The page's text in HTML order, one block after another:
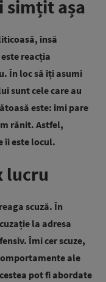
simțit așa
însă
reacția
În loc să îți asumi
sunt cele care au
este: îmi pare
rănit. Astfel,
îi este locul.
lucru
scuză. În
la adresa
Îmi cer scuze,
ale
pot fi abordate